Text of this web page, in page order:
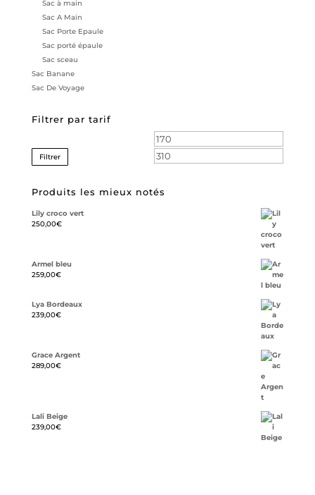
Sac à main
Sac A Main
Sac Porte Epaule
Sac porté épaule
Sac sceau
Sac Banane
Sac De Voyage
Filtrer par tarif
Prix
min
Filtrer
Produits les mieux notés
Lily croco vert
250,00€
Armel bleu
259,00€
Lya Bordeaux
239,00€
Grace Argent
289,00€
Lali Beige
239,00€